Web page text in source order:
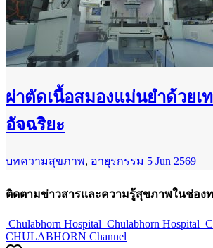
ผ่าตัดเนื้อสมองแม่นยำด้วยเ
อัจฉริยะ
บทความสุขภาพ, อายุรกรรม 5 Jun 2569
ติดตามข่าวสารและความรู้สุขภาพในช่อง
Chulabhorn Hospital Chulabhorn Hospital
CHULABHORN Channel